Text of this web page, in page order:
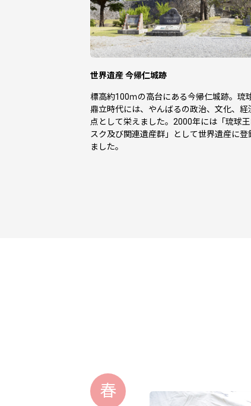
世界遺産 今帰仁城跡
標高約100ｍの高台にある今帰仁城跡。琉
鼎立時代には、やんばるの政治、文化、経
点として栄えました。2000年には「琉球
スク及び関連遺産群」として世界遺産に登
ました。
春